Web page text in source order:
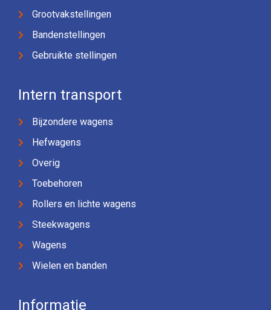
Grootvakstellingen
Bandenstellingen
Gebruikte stellingen
Intern transport
Bijzondere wagens
Hefwagens
Overig
Toebehoren
Rollers en lichte wagens
Steekwagens
Wagens
Wielen en banden
Informatie